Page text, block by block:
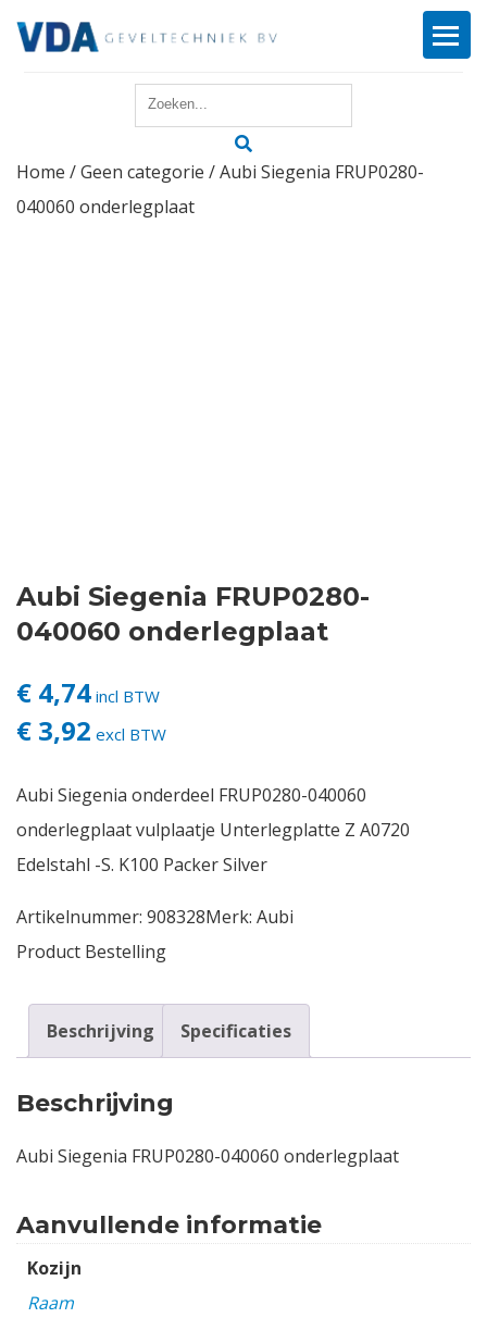
Reparatie
Login
Home /Geen categorie / Aubi Siegenia FRUP0280-
040060 onderlegplaat
Aubi Siegenia FRUP0280-
040060 onderlegplaat
€ 4,74 incl BTW
€ 3,92 excl BTW
Aubi Siegenia onderdeel FRUP0280-040060
onderlegplaat vulplaatje Unterlegplatte Z A0720
Edelstahl -S. K100 Packer Silver
Artikelnummer: 908328Merk: Aubi
Product Bestelling
Beschrijving Specificaties
Beschrijving
Aubi Siegenia FRUP0280-040060 onderlegplaat
Aanvullende informatie
Kozijn
Raam